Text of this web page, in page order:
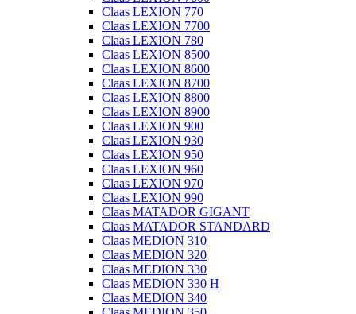
Claas LEXION 770
Claas LEXION 7700
Claas LEXION 780
Claas LEXION 8500
Claas LEXION 8600
Claas LEXION 8700
Claas LEXION 8800
Claas LEXION 8900
Claas LEXION 900
Claas LEXION 930
Claas LEXION 950
Claas LEXION 960
Claas LEXION 970
Claas LEXION 990
Claas MATADOR GIGANT
Claas MATADOR STANDARD
Claas MEDION 310
Claas MEDION 320
Claas MEDION 330
Claas MEDION 330 H
Claas MEDION 340